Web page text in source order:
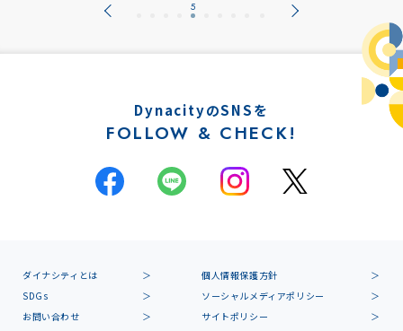
DynacityのSNSを
FOLLOW & CHECK!
ダイナシティとは
個人情報保護方針
SDGs
ソーシャルメディアポリシー
お問い合わせ
サイトポリシー